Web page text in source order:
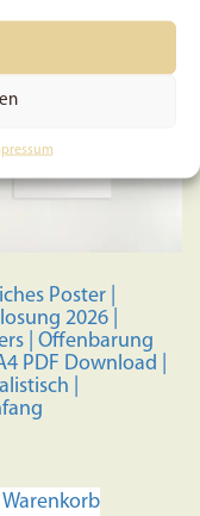
Poster |
2026 |
| Offenbarung
PDF Download |
|